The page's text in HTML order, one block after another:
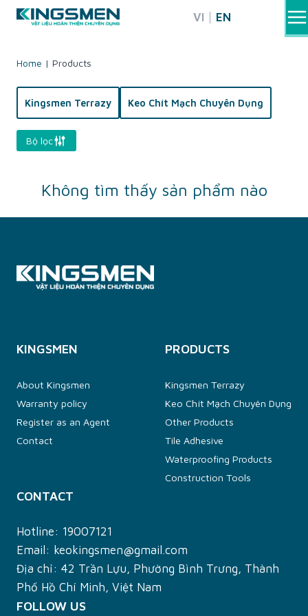
Skip
VI EN
Home | Products
Kingsmen Terrazy Keo Chít Mạch Chuyên Dụng
Bộ lọc
Không tìm thấy sản phẩm nào
KINGSMEN
About Kingsmen
Warranty policy
Register as an Agent
Contact
PRODUCTS
Kingsmen Terrazy
Keo Chít Mạch Chuyên Dụng
Other Products
Tile Adhesive
Waterproofing Products
Construction Tools
CONTACT
Hotline: 19007121
Email: keokingsmen@gmail.com
Địa chỉ: 42 Trần Lựu, Phường Bình Trưng, Thành
Phố Hồ Chí Minh, Việt Nam
FOLLOW US